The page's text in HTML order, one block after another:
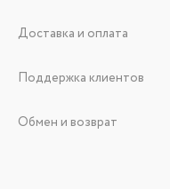
Доставка и оплата
Поддержка клиентов
Обмен и возврат